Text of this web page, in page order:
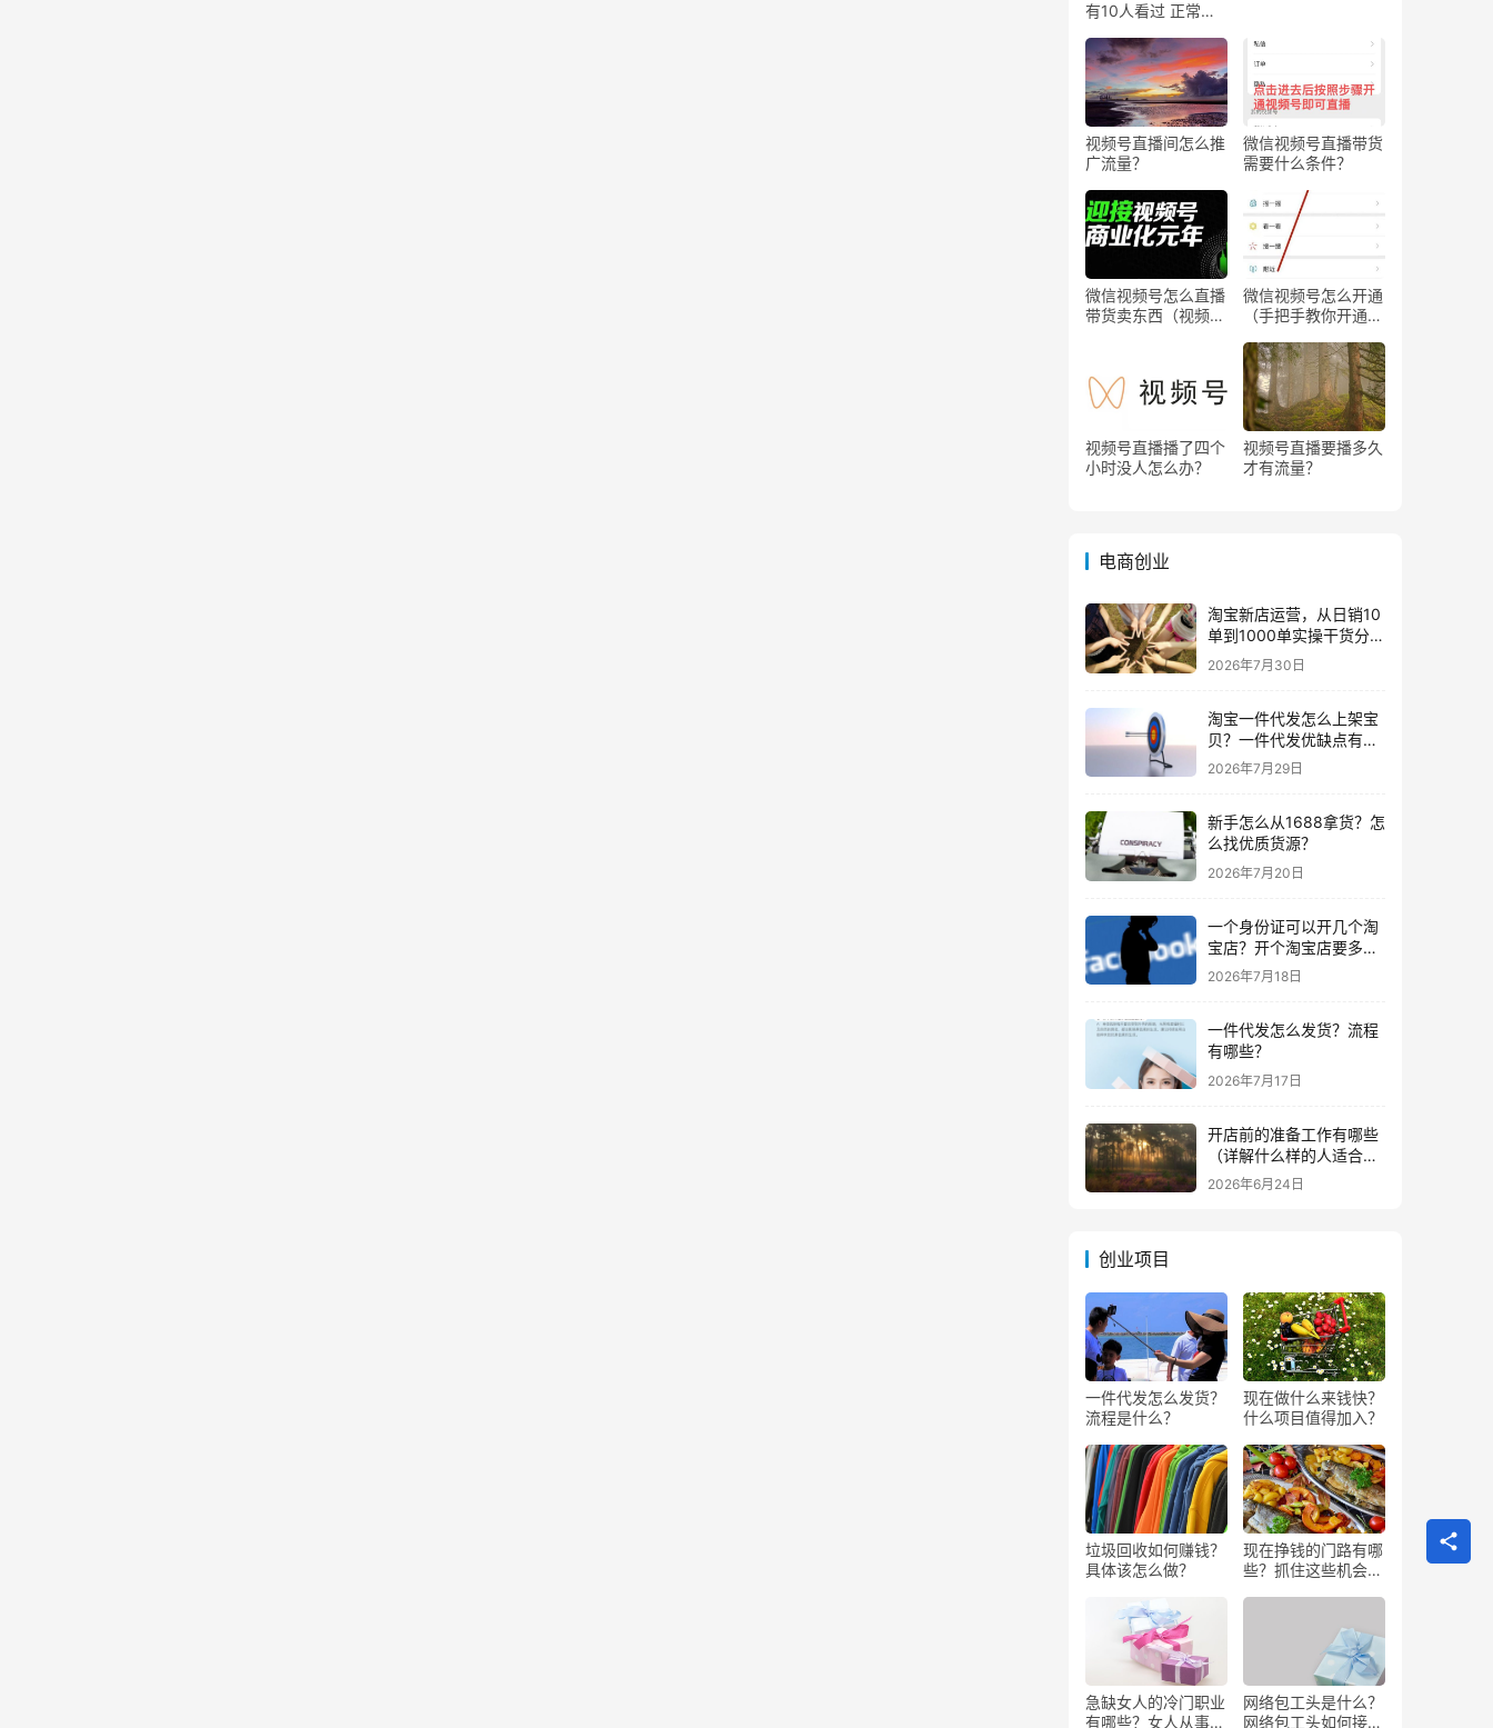
有10人看过 正常
视频号直播间怎么推
广流量？
微信视频号直播带货
需要什么条件？
微信视频号怎么直播
带货卖东西（视频号
微信视频号怎么开通
（手把手教你开通微
视频号直播播了四个
小时没人怎么办？
视频号直播要播多久
才有流量？
电商创业
淘宝新店运营，从日销10
单到1000单实操干货分
享！
2026年7月30日
淘宝一件代发怎么上架宝
贝？一件代发优缺点有哪
些？
2026年7月29日
新手怎么从1688拿货？怎
么找优质货源？
2026年7月20日
一个身份证可以开几个淘
宝店？开个淘宝店要多少
钱？
2026年7月18日
一件代发怎么发货？流程
有哪些？
2026年7月17日
开店前的准备工作有哪些
（详解什么样的人适合做
生意）
2026年6月24日
创业项目
一件代发怎么发货？
流程是什么？
现在做什么来钱快？
什么项目值得加入？
垃圾回收如何赚钱？
具体该怎么做？
现在挣钱的门路有哪
些？抓住这些机会闷
急缺女人的冷门职业
有哪些？女人从事哪
网络包工头是什么？
网络包工头如何接业